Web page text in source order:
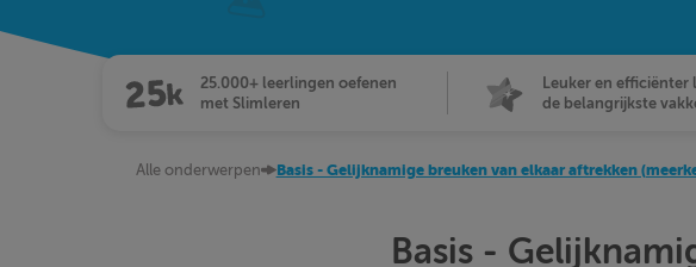
25.000+ leerlingen oefenen
met Slimleren
Leuker en efficiënter
de belangrijkste
Alle onderwerpen Basis - Gelijknamige breuken van elkaar aftrekken
Basis -